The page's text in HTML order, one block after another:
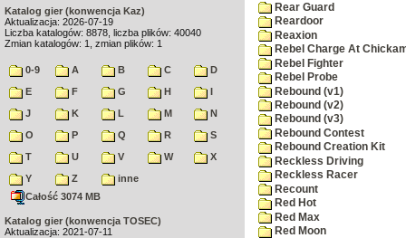
Katalog gier (konwencja Kaz)
Aktualizacja: 2026-07-19
Liczba katalogów: 8878, liczba plików: 40040
Zmian katalogów: 1, zmian plików: 1
0-9 A B C
D
E
F G H
I
J
K L M
N
O
P Q R
S
T
U V W
X
Y
Z
inne
Całość 3074 MB
Katalog gier (konwencja TOSEC)
Aktualizacja: 2021-07-11
Rear Guard
Reardoor
Reaxion
Rebel Charge At
Rebel Fighter
Rebel Probe
Rebound (v1)
Rebound (v2)
Rebound (v3)
Rebound Contest
Rebound Creation Kit
Reckless Driving
Reckless Racer
Recount
Red Hot
Red Max
Red Moon